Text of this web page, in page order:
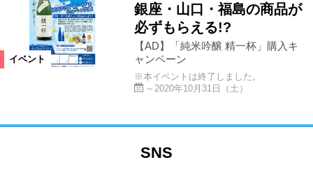
イベント
銀座・山口・福島の商品が
必ずもらえる!?
【AD】「純米吟醸 精一杯」購入キ
ャンペーン
※本イベントは終了しました。
～2020年10月31日（土）
SNS